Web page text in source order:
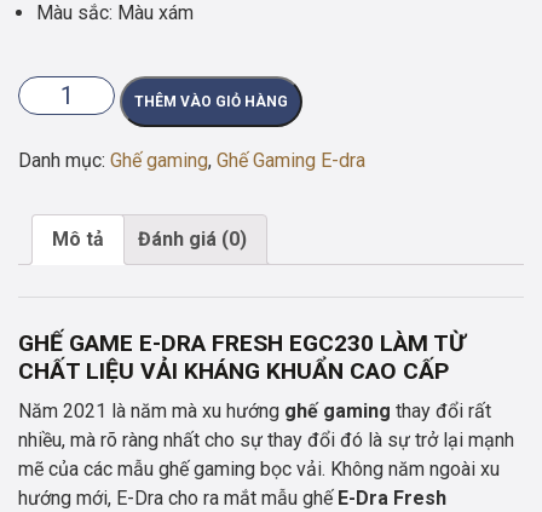
Màu sắc: Màu xám
Ghế
game
E-
EGC230
số
lượng
THÊM VÀO GIỎ HÀNG
Danh mục: Ghế gaming, Ghế Gaming E-dra
Mô tả Đánh giá (0)
GHẾ GAME E-DRA FRESH EGC230 LÀM TỪ
CHẤT LIỆU VẢI KHÁNG KHUẨN CAO CẤP
Năm 2021 là năm mà xu hướng ghế gaming thay đổi rất
nhiều, mà rõ ràng nhất cho sự thay đổi đó là sự trở lại mạnh
mẽ của các mẫu ghế gaming bọc vải. Không năm ngoài xu
hướng mới, E-Dra cho ra mắt mẫu ghế E-Dra Fresh